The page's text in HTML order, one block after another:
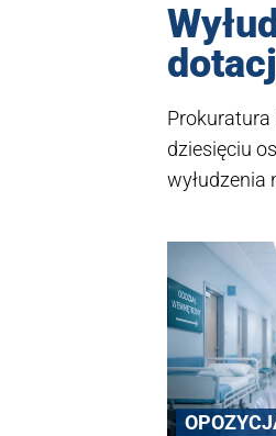
Prokuratura
dziesięciu
wyłudzenia
faktur VAT.
nadzorem